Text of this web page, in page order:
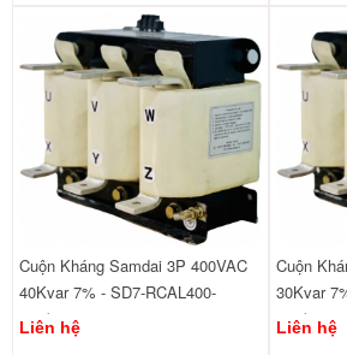
Cuộn Kháng Samdai 3P 400VAC
40Kvar 7% - SD7-RCAL400-
440/40
Liên hệ
Cuộn
30Kvar
440/30
Liên hệ